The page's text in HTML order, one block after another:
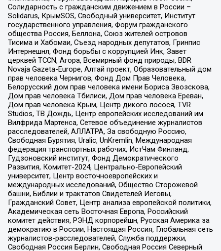
Солидарность с гражданским движением в России –
Solidarus, КрымSOS, Свободный университет, Институт
государственного управления, Форум гражданского
общества Россия, Беллона, Союз жителей островов
Тисима и Хабомаи, Съезд народных депутатов, Гринпис
Интернешнл, Фонд борьбы с коррупцией Инк, Завет
церквей TCCN, Агора, Всемирный фонд природы, BDR
Novaja Gazeta-Europe, Алтай проект, Образовательный дом
прав человека Чернигов, Фонд Дом Прав Человека,
Белорусский дом прав человека имени Бориса Звозскова,
Дом прав человека Тбилиси, Дом прав человека Ереван,
Дом прав человека Крым, Центр дикого лосося, TVR
Studios, ТВ Дождь, Центр европейских исследований им
Вилфрида Мартенса, Сетевое объединение журналистов
расследователей, АЛЛАТРА, За свободную Россию,
Свободная Бурятия, Uralic, UnKremlin, Международная
федерация транспортных рабочих, ИстЧам Финланд,
Гудзоновский институт, Фонд Демократического
Развития, Комитет-2024, Центрально-Европейский
университет, Центр восточноевропейских и
международных исследований, Общество Сторожевой
башни, Библии и трактатов Свидетелей Иеговы,
Гражданский Совет, Центр анализа европейской политики,
Академическая сеть Восточная Европа, Российский
комитет действия, РЭНД корпорейшн, Русская Америка за
демократию в России, Настоящая Россия, Глобальная сеть
журналистов-расследователей, Служба поддержки,
Свободная Россия Берлин, Свободная Россия Северный